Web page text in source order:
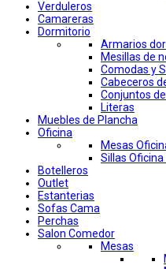
Verduleros
Camareras
Dormitorio
Armarios
Mesillas de
Comodas y
Cabeceros
Conjuntos
Literas
Muebles de Plancha
Oficina
Mesas
Sillas
Botelleros
Outlet
Estanterias
Sofas Cama
Perchas
Salon Comedor
Mesas